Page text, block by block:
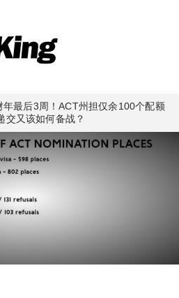
年最后3周！ACT州担仅余100个配额
交又该如何备战？